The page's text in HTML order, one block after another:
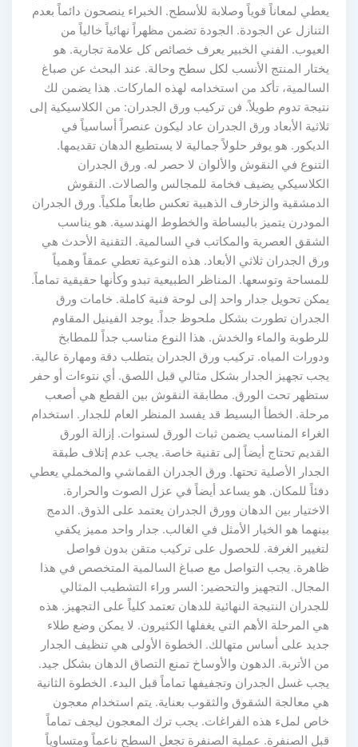
يعطي لمعاناً قوياً وصلابة للأسطح. الخبراء ينصحون دائماً بعدم
التنازل عن الجودة. الجودة تضمن مظهراً نهائياً خالياً من
العيوب. الفني الخبير يعرف خصائص كل علامة تجارية. هو
يختار المنتج الأنسب لكل سطح وحالة. عند البحث عن صباغ
السالمية، تأكد من استخدامه لهذه الماركات. هذا يضمن لك
نتيجة تدوم طويلاً. فن تركيب ورق الجدران: من الكلاسيكية إلى
ثلاثية الأبعاد ورق الجدران عاد ليكون عنصراً أساسياً في
الديكور. هو يوفر حلولاً جمالية لا يستطيع الدهان تقديمها.
التنوع في النقوش والألوان لا حصر له. ورق الجدران
الكلاسيكي يضيف فخامة للمجالس والصالات. النقوش
الدمشقية والزخارف الذهبية تعكس طابعاً ملكياً. ورق الجدران
المودرن يتميز بالبساطة والخطوط الهندسية. هو يناسب
الشقق العصرية والمكاتب في السالمية. التقنية الأحدث هي
ورق الجدران ثلاثي الأبعاد. هذه النوعية تعطي عمقاً وهمياً
للمساحة وتوسعها. المناظر الطبيعية تبدو وكأنها حقيقية تماماً.
يمكن تحويل جدار واحد إلى لوحة فنية كاملة. خامات ورق
الجدران تطورت بشكل ملحوظ جداً. يوجد الفينيل المقاوم
للرطوبة والماء والخدش. هذا النوع مناسب جداً للمطابخ
ودورات المياه. تركيب ورق الجدران يتطلب دقة ومهارة عالية.
يجب تجهيز الجدار بشكل مثالي قبل اللصق. أي نتوءات أو حفر
ستظهر تحت الورق. مطابقة النقوش بين القطع هي أصعب
مرحلة. الخطأ البسيط قد يفسد المنظر العام للجدار. استخدام
الغراء المناسب يضمن ثبات الورق لسنوات. إزالة الورق
القديم تحتاج أيضاً إلى تقنية خاصة. يجب عدم إتلاف طبقة
الجدار الأصلية تحتها. ورق الجدران القماشي والمخملي يعطي
دفئاً للمكان. هو يساعد أيضاً في عزل الصوت والحرارة.
الاختيار بين الدهان وورق الجدران يعتمد على الذوق. الدمج
بينهما هو الخيار الأمثل في الغالب. جدار واحد مميز يكفي
لتغيير الغرفة. للحصول على تركيب متقن بدون فواصل
ظاهرة. يجب التواصل مع صباغ السالمية المتخصص في هذا
المجال. التجهيز والتحضير: السر وراء التشطيب المثالي
للجدران النتيجة النهائية للدهان تعتمد كلياً على التجهيز. هذه
هي المرحلة الأهم التي يغفلها الكثيرون. لا يمكن وضع طلاء
جديد على أساس متهالك. الخطوة الأولى هي تنظيف الجدار
من الأتربة. الدهون والأوساخ تمنع التصاق الدهان بشكل جيد.
يجب غسل الجدران وتجفيفها تماماً قبل البدء. الخطوة الثانية
هي معالجة الشقوق والثقوب بعناية. يتم استخدام معجون
خاص لملء هذه الفراغات. يجب ترك المعجون ليجف تماماً
قبل الصنفرة. عملية الصنفرة تجعل السطح ناعماً ومتساوياً